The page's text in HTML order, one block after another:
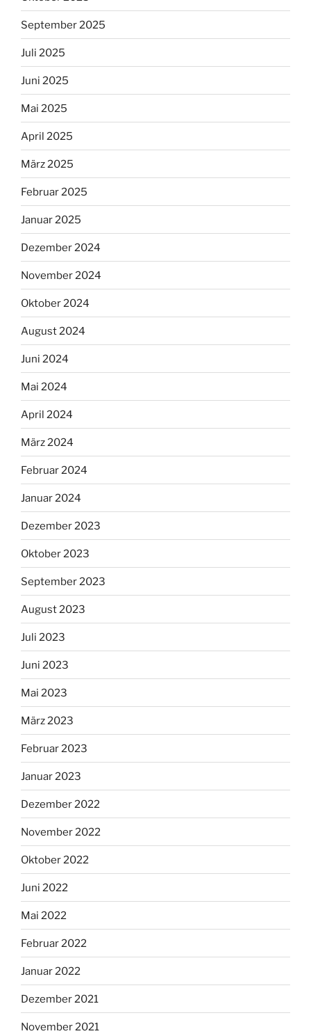
September 2025
Juli 2025
Juni 2025
Mai 2025
April 2025
März 2025
Februar 2025
Januar 2025
Dezember 2024
November 2024
Oktober 2024
August 2024
Juni 2024
Mai 2024
April 2024
März 2024
Februar 2024
Januar 2024
Dezember 2023
Oktober 2023
September 2023
August 2023
Juli 2023
Juni 2023
Mai 2023
März 2023
Februar 2023
Januar 2023
Dezember 2022
November 2022
Oktober 2022
Juni 2022
Mai 2022
Februar 2022
Januar 2022
Dezember 2021
November 2021